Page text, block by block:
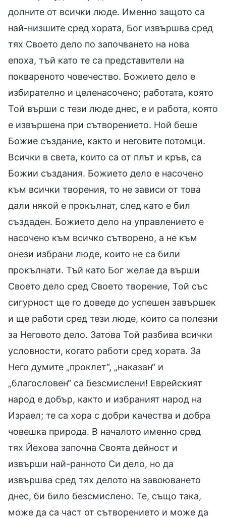
долните от всички люде. Именно защото са
най-низшите сред хората, Бог извършва сред
тях Своето дело по започването на нова
епоха, тъй като те са представители на
поквареното човечество. Божието дело е
избирателно и целенасочено; работата, която
Той върши с тези люде днес, е и работа, която
е извършена при сътворението. Ной беше
Божие създание, както и неговите потомци.
Всички в света, които са от плът и кръв, са
Божии създания. Божието дело е насочено
към всички творения, то не зависи от това
дали някой е прокълнат, след като е бил
създаден. Божието дело на управлението е
насочено към всичко сътворено, а не към
онези избрани люде, които не са били
прокълнати. Тъй като Бог желае да върши
Своето дело сред Своето творение, Той със
сигурност ще го доведе до успешен завършек
и ще работи сред тези люде, които са полезни
за Неговото дело. Затова Той разбива всички
условности, когато работи сред хората. За
Него думите „проклет“, „наказан“ и
„благословен“ са безсмислени! Еврейският
народ е добър, както и избраният народ на
Израел; те са хора с добри качества и добра
човешка природа. В началото именно сред
тях Йехова започна Своята дейност и
извърши най-ранното Си дело, но да
извършва сред тях делото на завоюването
днес, би било безсмислено. Те, също така,
може да са част от сътворението и може да